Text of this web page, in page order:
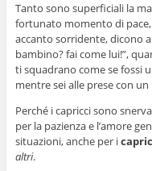
Tanto sono superficiali la
fortunato momento di
accanto sorridente, dicono
bambino? fai come lui!”,
ti squadrano come se fossi
mentre sei alle prese con
Perché i capricci sono
per la pazienza e l’amore
situazioni, anche per i
altri.